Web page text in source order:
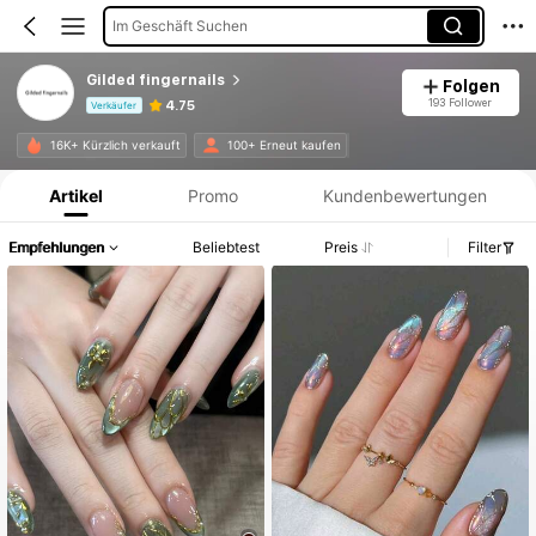
Im Geschäft Suchen
Gilded fingernails
Verkäufer 4.75
Folgen
193 Follower
16K+ Kürzlich verkauft 100+ Erneut kaufen
Produktinformation: Preisangabe, Verkaufs- und Lagerbestandsdetails.
Artikel Promo Kundenbewertungen
Empfehlungen Beliebtest Preis Filter